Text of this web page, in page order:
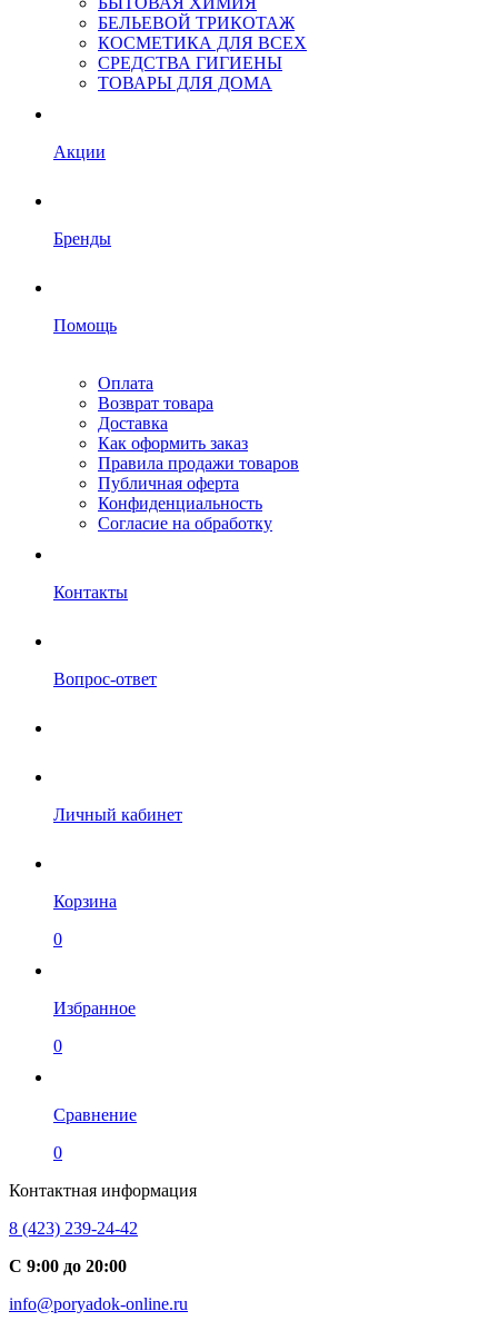
БЕЛЬЕВОЙ ТРИКОТАЖ
КОСМЕТИКА ДЛЯ ВСЕХ
СРЕДСТВА ГИГИЕНЫ
ТОВАРЫ ДЛЯ ДОМА
Акции
Бренды
Помощь
Оплата
Возврат товара
Доставка
Как оформить заказ
Правила продажи товаров
Публичная оферта
Конфиденциальность
Согласие на обработку
Контакты
Вопрос-ответ
Личный кабинет
Корзина
0
Избранное
0
Сравнение
0
Контактная информация
8 (423) 239-24-42
С 9:00 до 20:00
info@poryadok-online.ru